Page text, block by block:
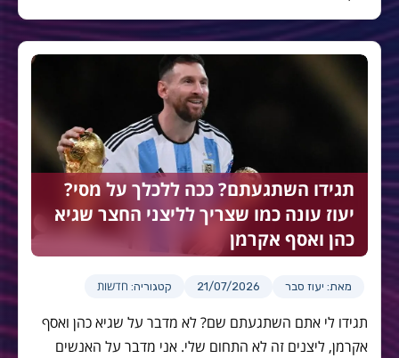
תגידו השתגעתם? ככה ללכלך על מסי?
יעוז עונה כמו שצריך לליצני החצר שגיא
כהן ואסף אקרמן
מאת: יעוז סבר 21/07/2026 קטגוריה: חדשות
תגידו לי אתם השתגעתם שם? לא מדבר על שגיא כהן ואסף
אקרמן, ליצנים זה לא התחום שלי. אני מדבר על האנשים